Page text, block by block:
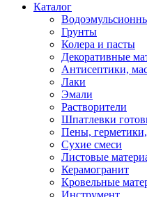
Каталог
Грунты
Колера и пасты
Декоративные
Антисептики,
Лаки
Эмали
Растворители
Шпатлевки
Пены,
Сухие смеси
Листовые
Керамогранит
Кровельные
Инструмент